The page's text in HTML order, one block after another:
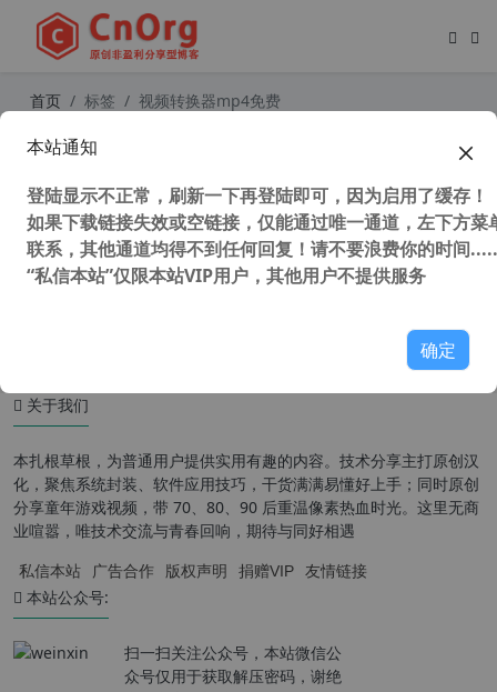
首页 标签 视频转换器mp4免费
快转免费视频格式转换器 v17.1.1官方
关于我们
本扎根草根，为普通用户提供实用有趣的内容。技术分享主打原创汉
化，聚焦系统封装、软件应用技巧，干货满满易懂好上手；同时原创
分享童年游戏视频，带 70、80、90 后重温像素热血时光。这里无商
业喧嚣，唯技术交流与青春回响，期待与同好相遇
私信本站 广告合作 版权声明 捐赠VIP 友情链接
本站公众号:
扫一扫关注公众号，本站微信公
众号仅用于获取解压密码，谢绝
本站通知
登陆显示不正常，刷新一下再登陆即可，因为启用了缓存！
如果下载链接失效或空链接，仅能通过唯一通道，左下方菜
联系，其他通道均得不到任何回复！请不要浪费你的时间
“私信本站”仅限本站VIP用户，其他用户不提供服务
确定